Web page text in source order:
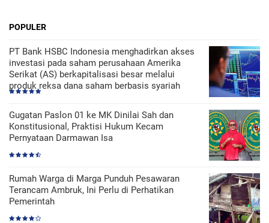
POPULER
PT Bank HSBC Indonesia menghadirkan akses
investasi pada saham perusahaan Amerika
Serikat (AS) berkapitalisasi besar melalui
produk reksa dana saham berbasis syariah
Gugatan Paslon 01 ke MK Dinilai Sah dan
Konstitusional, Praktisi Hukum Kecam
Pernyataan Darmawan Isa
Rumah Warga di Marga Punduh Pesawaran
Terancam Ambruk, Ini Perlu di Perhatikan
Pemerintah